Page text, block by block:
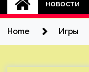
НОВОСТИ
Home Игры